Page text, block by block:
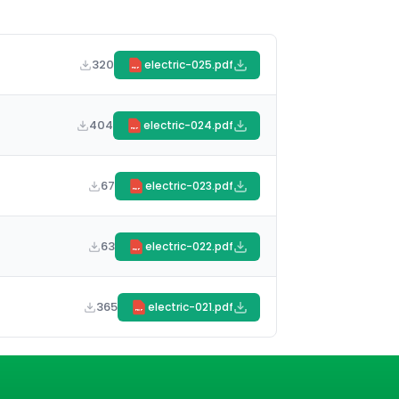
320 PDF electric-025.pdf
404 PDF electric-024.pdf
67 PDF electric-023.pdf
63 PDF electric-022.pdf
365 PDF electric-021.pdf